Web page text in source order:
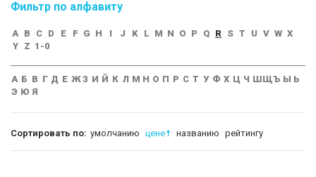
Фильтр по алфавиту
A B C D E F G H I J K L M N O P Q R S T U V W X
Y
Z 1-0
А Б В Г Д Е ЖЗ И Й К Л М Н О П Р С Т У Ф Х Ц Ч ШЩЪ Ы Ь
Э Ю Я
Сортировать по: умолчанию цене названию рейтингу